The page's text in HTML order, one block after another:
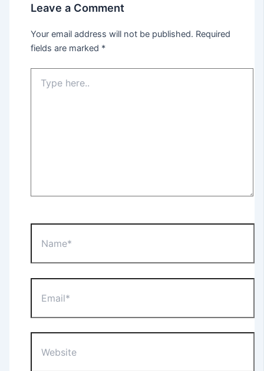
Leave a Comment
Your email address will not be published. Required
fields are marked *
here..